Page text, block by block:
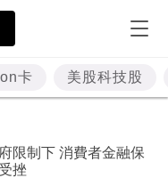
卡 美股科技股
限制下 消費者金融保
挫